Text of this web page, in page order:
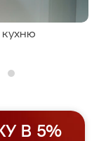
кухню
В 5%